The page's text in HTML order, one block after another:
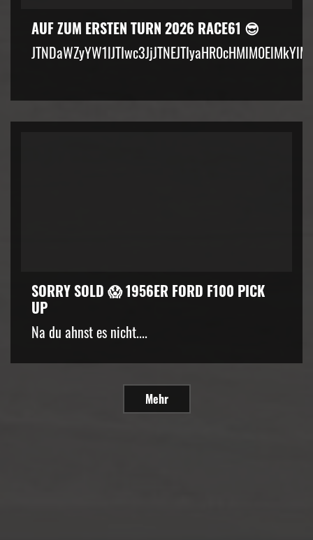
AUF ZUM ERSTEN TURN 2026 RACE61 😎
SORRY SOLD 😱 1956ER FORD F100 PICK
UP
Na du ahnst es nicht....
Mehr